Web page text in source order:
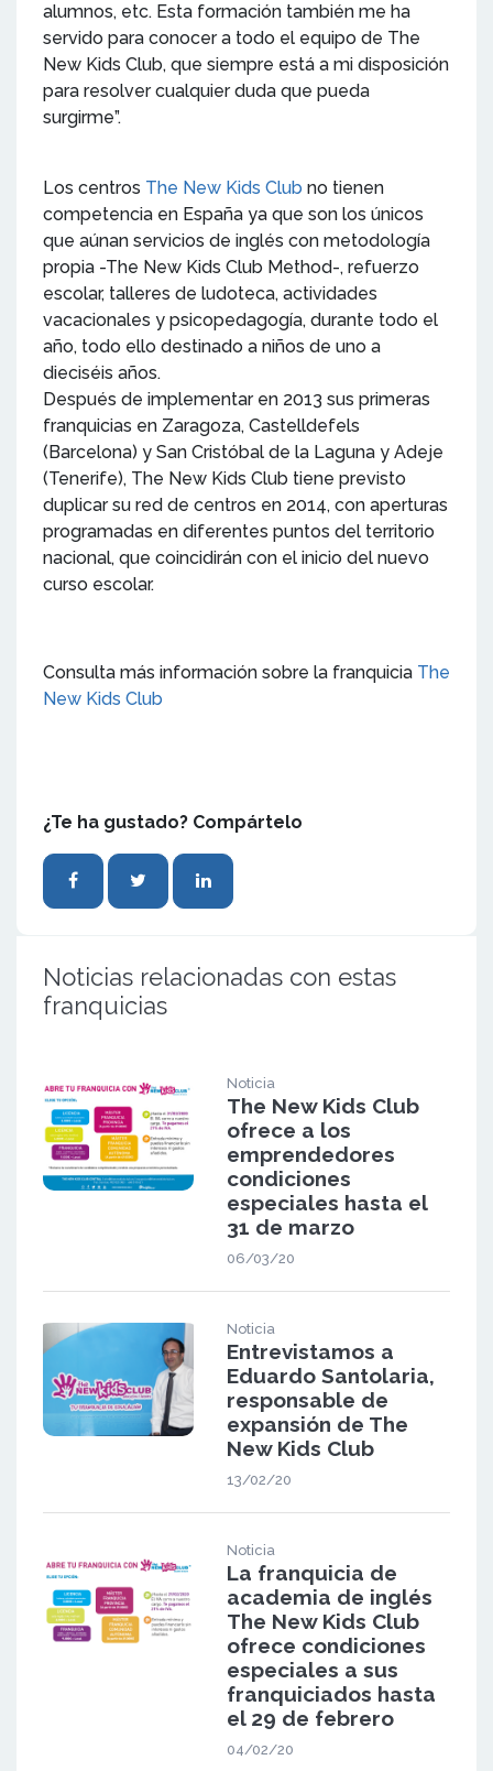
alumnos, etc. Esta formación también me ha
servido para conocer a todo el equipo de The
New Kids Club, que siempre está a mi disposición
para resolver cualquier duda que pueda
surgirme”.
Los centros The New Kids Club no tienen
competencia en España ya que son los únicos
que aúnan servicios de inglés con metodología
propia -The New Kids Club Method-, refuerzo
escolar, talleres de ludoteca, actividades
vacacionales y psicopedagogía, durante todo el
año, todo ello destinado a niños de uno a
dieciséis años.
Después de implementar en 2013 sus primeras
franquicias en Zaragoza, Castelldefels
(Barcelona) y San Cristóbal de la Laguna y Adeje
(Tenerife), The New Kids Club tiene previsto
duplicar su red de centros en 2014, con aperturas
programadas en diferentes puntos del territorio
nacional, que coincidirán con el inicio del nuevo
curso escolar.
Consulta más información sobre la franquicia The
New Kids Club
¿Te ha gustado? Compártelo
Noticias relacionadas con estas
franquicias
Noticia
The New Kids Club
ofrece a los
emprendedores
condiciones
especiales hasta el
31 de marzo
06/03/20
Noticia
Entrevistamos a
Eduardo Santolaria,
responsable de
expansión de The
New Kids Club
13/02/20
Noticia
La franquicia de
academia de inglés
The New Kids Club
ofrece condiciones
especiales a sus
franquiciados hasta
el 29 de febrero
04/02/20